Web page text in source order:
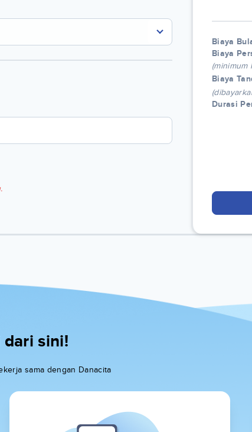
Biaya
Biaya
(minimum
Biaya
Durasi
sini!
sama dengan Danacita